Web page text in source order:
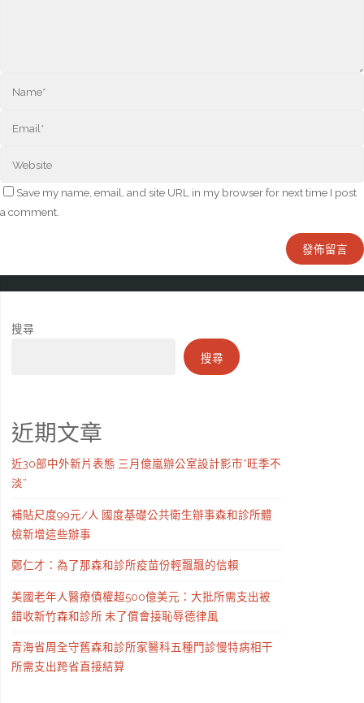
Save my name, email, and site URL in my browser for next time I post
a comment.
搜尋
搜尋
近期文章
近30部中外新片表態 三月億嵐辦公室設計影市“旺季不
淡”
補貼尺度99元/人 國度基礎公共衛生辦事森和診所體
檢新增這些辦事
鄭仁才：為了那森和診所疫苗份輕飄飄的信賴
美國老年人醫療債權超500億美元：大批所需支出被
錯收新竹森和診所 未了償會接恥辱德律風
青海省周全守舊森和診所家醫科五種門診慢特病相干
所需支出跨省直接結算